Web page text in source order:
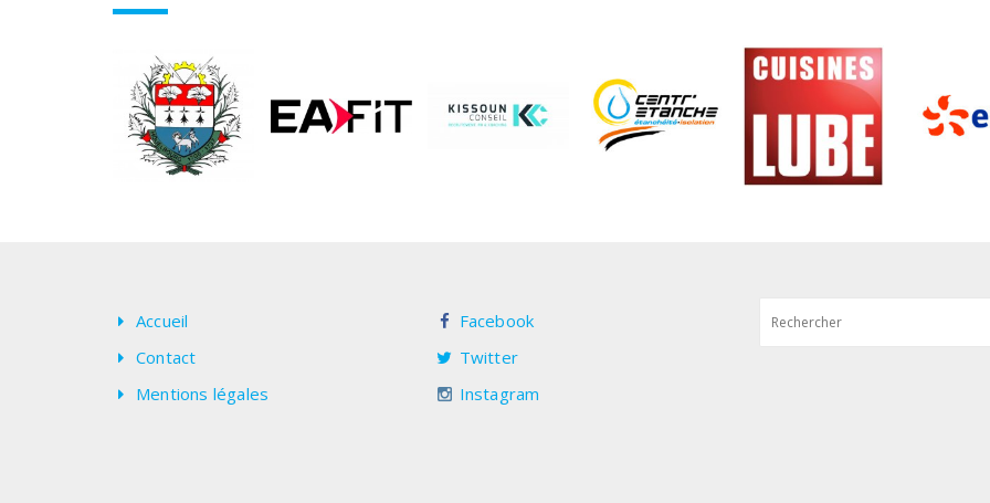
Accueil
Contact
Mentions légales
Facebook
Twitter
Instagram